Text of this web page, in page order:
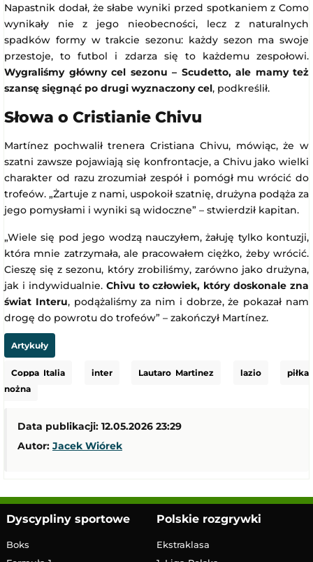
Napastnik dodał, że słabe wyniki przed spotkaniem z Como
wynikały nie z jego nieobecności, lecz z naturalnych
spadków formy w trakcie sezonu: każdy sezon ma swoje
przestoje, to futbol i zdarza się to każdemu zespołowi.
Wygraliśmy główny cel sezonu – Scudetto, ale mamy też
szansę sięgnąć po drugi wyznaczony cel, podkreślił.
Słowa o Cristianie Chivu
Martínez pochwalił trenera Cristiana Chivu, mówiąc, że w
szatni zawsze pojawiają się konfrontacje, a Chivu jako wielki
charakter od razu zrozumiał zespół i pomógł mu wrócić do
trofeów. „Żartuje z nami, uspokoił szatnię, drużyna podąża za
jego pomysłami i wyniki są widoczne” – stwierdził kapitan.
„Wiele się pod jego wodzą nauczyłem, żałuję tylko kontuzji,
która mnie zatrzymała, ale pracowałem ciężko, żeby wrócić.
Cieszę się z sezonu, który zrobiliśmy, zarówno jako drużyna,
jak i indywidualnie. Chivu to człowiek, który doskonale zna
świat Interu, podążaliśmy za nim i dobrze, że pokazał nam
drogę do powrotu do trofeów” – zakończył Martínez.
Artykuły
Coppa Italia inter Lautaro Martinez lazio
piłka
nożna
Data publikacji: 12.05.2026 23:29
Autor: Jacek Wiórek
Dyscypliny sportowe
Boks
Polskie rozgrywki
Ekstraklasa